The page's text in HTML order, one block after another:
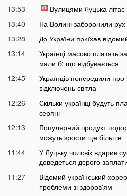
13:53
Вулицями Луцька літає
13:40
На Волині заборонили
13:28
До України приїхав
13:14
Українці масово платять
мали б: що відбувається
12:45
Українців попередили про
відключень світла
12:26
Скільки українці будуть
серпні
12:13
Популярний продукт
можуть зрости ще більше
11:44
У Луцьку чоловік вдарив
доведеться дорого
11:27
Відомий український
проблеми зі здоров'ям